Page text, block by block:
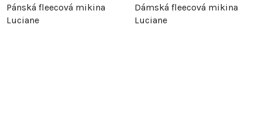
Pánská fleecová mikina
Luciane
Dámská fleecová mikina
Luciane